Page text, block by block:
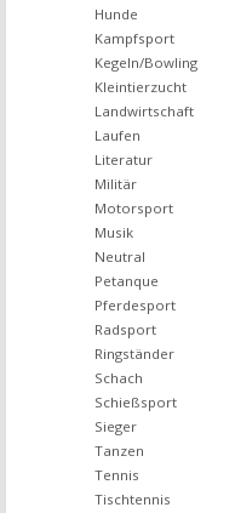
Hunde
Kampfsport
Kegeln/Bowling
Kleintierzucht
Landwirtschaft
Laufen
Literatur
Militär
Motorsport
Musik
Neutral
Petanque
Pferdesport
Radsport
Ringständer
Schach
Schießsport
Sieger
Tanzen
Tennis
Tischtennis